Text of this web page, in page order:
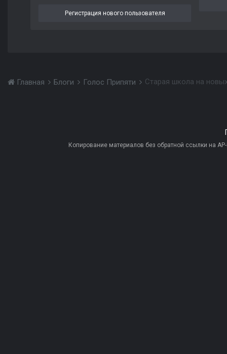
Регистрация нового пользователя
Главная Блоги Голос Припяти
Копирование материалов без обратной ссылки на